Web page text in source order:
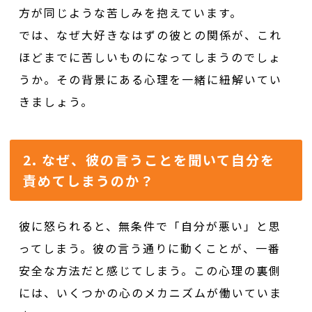
方が同じような苦しみを抱えています。
では、なぜ大好きなはずの彼との関係が、これ
ほどまでに苦しいものになってしまうのでしょ
うか。その背景にある心理を一緒に紐解いてい
きましょう。
2. なぜ、彼の言うことを聞いて自分を
責めてしまうのか？
彼に怒られると、無条件で「自分が悪い」と思
ってしまう。彼の言う通りに動くことが、一番
安全な方法だと感じてしまう。この心理の裏側
には、いくつかの心のメカニズムが働いていま